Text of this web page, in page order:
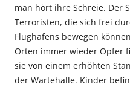
man hört ihre Schreie. Der
Terroristen, die sich frei
Flughafens bewegen
Orten immer wieder Opfer
sie von einem erhöhten
der Wartehalle. Kinder